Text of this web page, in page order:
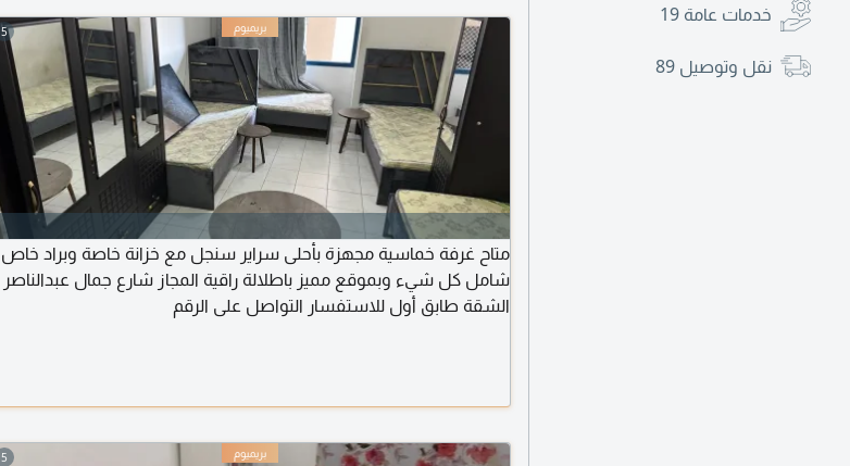
خدمات عامة 19
نقل وتوصيل 89
5
متاح غرفة خماسية مجهزة بأحلى سراير سنجل مع خزانة خاصة وبراد خاص
شامل كل شيء وبموقع مميز باطلالة راقية المجاز شارع جمال عبدالناصر
الشقة طابق أول للاستفسار التواصل على الرقم
5